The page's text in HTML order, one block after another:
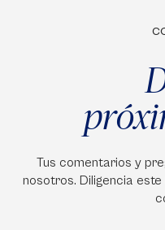
Tus comentarios y
nosotros. Diligencia